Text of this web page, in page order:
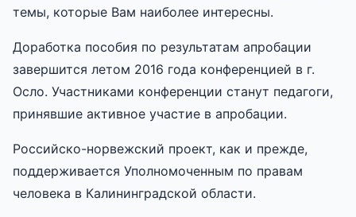
темы, которые Вам наиболее интересны.
Доработка пособия по результатам апробации
завершится летом 2016 года конференцией в г.
Осло. Участниками конференции станут педагоги,
принявшие активное участие в апробации.
Российско-норвежский проект, как и прежде,
поддерживается Уполномоченным по правам
человека в Калининградской области.